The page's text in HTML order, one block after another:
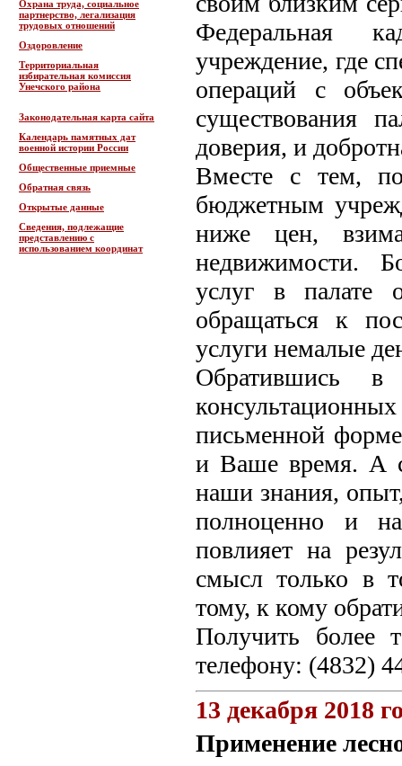
Охрана труда, социальное
партнерство, легализация
трудовых отношений
Оздоровление
Территориальная
избирательная комиссия
Унечского района
Законодательная карта сайта
Календарь памятных дат
военной истории России
Общественные приемные
Обратная связь
Открытые данные
Сведения, подлежащие
представлению с
использованием координат
Федеральная
учреждение, где
операций с
существования
доверия, и
Вместе с тем, по
бюджетным
ниже цен,
недвижимости.
услуг в палате
обращаться к
услуги немалые
Обратившись в
письменной
и Ваше время. А
наши знания,
полноценно и
повлияет на
смысл только в
тому, к кому
Получить более
телефону: (4832)
13 декабря 2018
Применение